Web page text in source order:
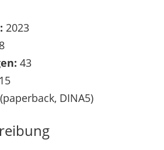
2023
43
15
DINA5)